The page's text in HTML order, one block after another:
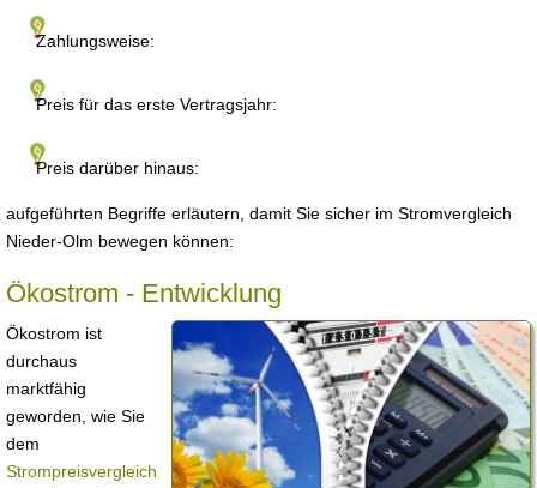
Zahlungsweise:
Preis für das erste Vertragsjahr:
Preis darüber hinaus:
aufgeführten Begriffe erläutern, damit Sie sicher im Stromvergleich
Nieder-Olm bewegen können:
Ökostrom - Entwicklung
Ökostrom ist
durchaus
marktfähig
geworden, wie Sie
dem
Strompreisvergleich